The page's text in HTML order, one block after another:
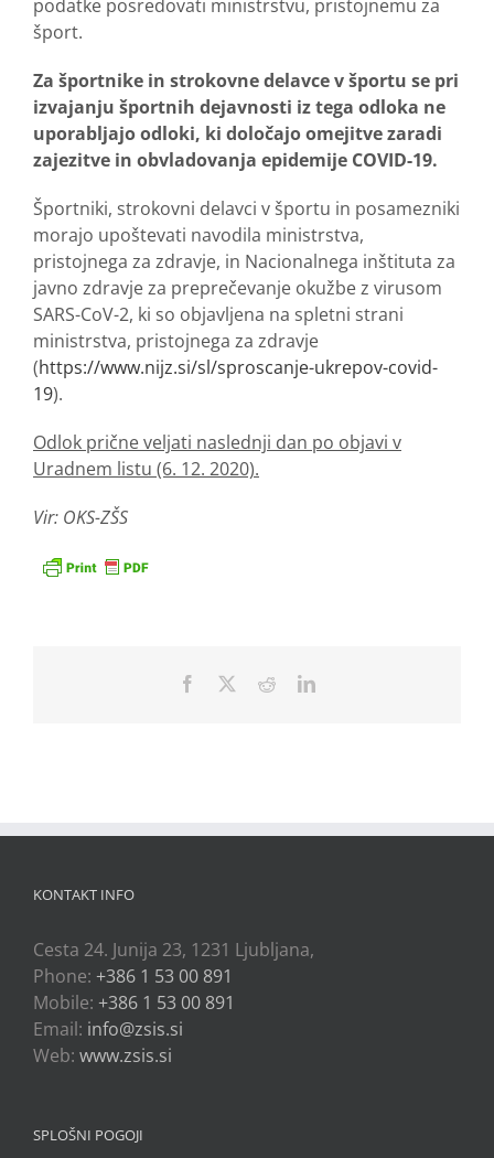
podatke posredovati ministrstvu, pristojnemu za
šport.
Za športnike in strokovne delavce v športu se pri
izvajanju športnih dejavnosti iz tega odloka ne
uporabljajo odloki, ki določajo omejitve zaradi
zajezitve in obvladovanja epidemije COVID-19.
Športniki, strokovni delavci v športu in posamezniki
morajo upoštevati navodila ministrstva,
pristojnega za zdravje, in Nacionalnega inštituta za
javno zdravje za preprečevanje okužbe z virusom
SARS-CoV-2, ki so objavljena na spletni strani
ministrstva, pristojnega za zdravje
(https://www.nijz.si/sl/sproscanje-ukrepov-covid-
19).
Odlok prične veljati naslednji dan po objavi v
Uradnem listu (6. 12. 2020).
Vir: OKS-ZŠS
Facebook RedditLinkedIn
KONTAKT INFO
Cesta 24. Junija 23, 1231 Ljubljana,
Phone: +386 1 53 00 891
Mobile: +386 1 53 00 891
Email: info@zsis.si
Web: www.zsis.si
SPLOŠNI POGOJI